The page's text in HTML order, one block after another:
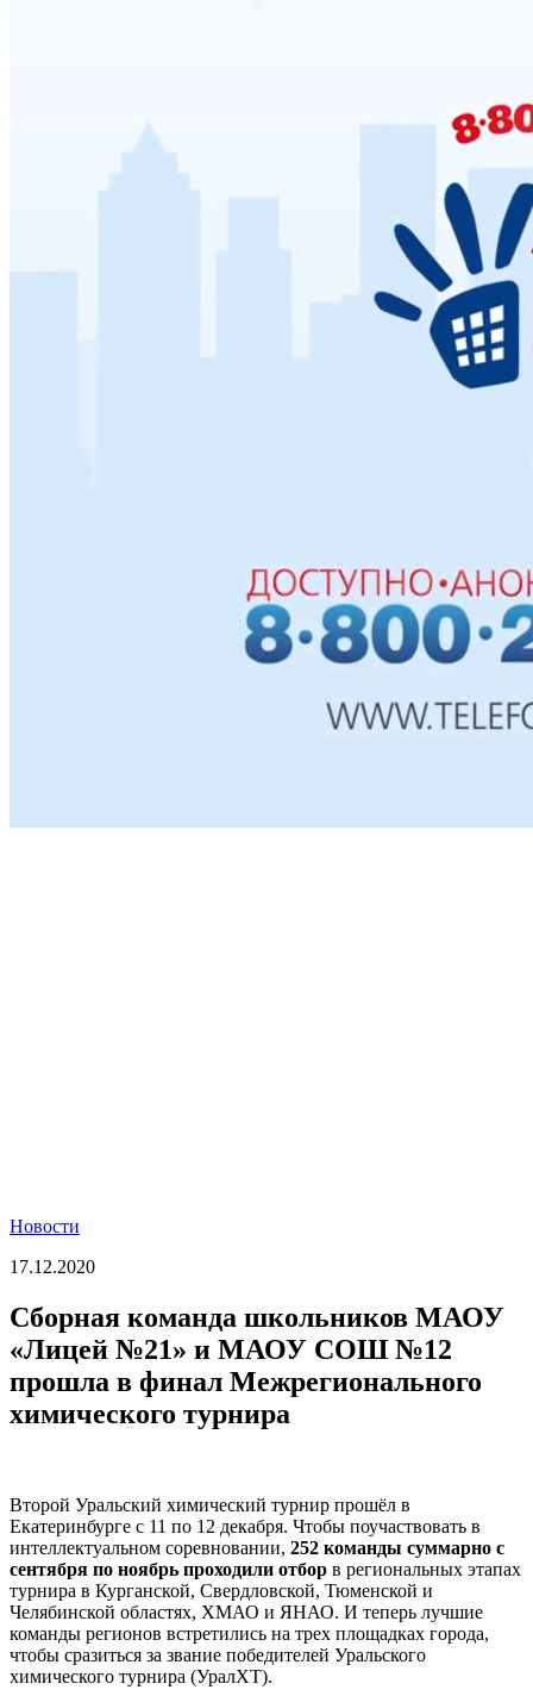
Новости
17.12.2020
Сборная команда школьников МАОУ
«Лицей №21» и МАОУ СОШ №12
прошла в финал Межрегионального
химического турнира
Второй Уральский химический турнир прошёл в
Екатеринбурге с 11 по 12 декабря. Чтобы поучаствовать в
интеллектуальном соревновании, 252 команды суммарно с
сентября по ноябрь проходили отбор в региональных этапах
турнира в Курганской, Свердловской, Тюменской и
Челябинской областях, ХМАО и ЯНАО. И теперь лучшие
команды регионов встретились на трех площадках города,
чтобы сразиться за звание победителей Уральского
химического турнира (УралХТ).